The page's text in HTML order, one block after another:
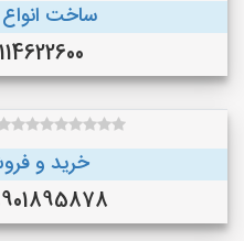
ساخت
09114622600
خرید و
09901895878